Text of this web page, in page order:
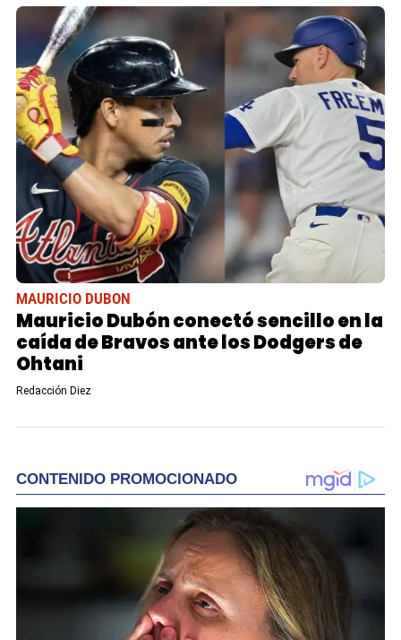
MAURICIO DUBON
Mauricio Dubón conectó sencillo en la
caída de Bravos ante los Dodgers de
Ohtani
Redacción Diez